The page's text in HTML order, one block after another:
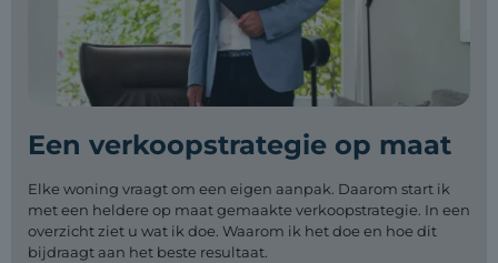
Een verkoopstrategie op maat
Elke woning vraagt om een eigen aanpak. Daarom start ik
met een heldere op maat gemaakte verkoopstrategie. In een
overzicht ziet u wat ik doe. Waarom ik het doe en hoe dit
bijdraagt aan het beste resultaat.